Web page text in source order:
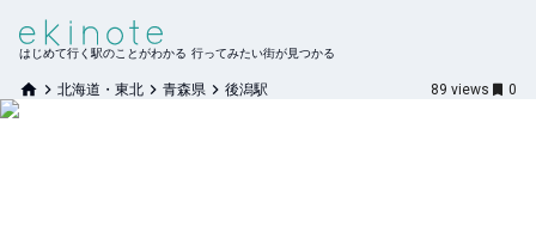
はじめて行く駅のことがわかる 行ってみたい街が見つかる
北海道・東北 青森県 後潟駅 89 views 0